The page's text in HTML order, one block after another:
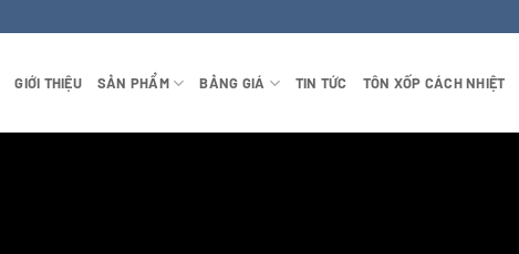
GIỚI THIỆU SẢN PHẨM BẢNG GIÁ TIN TỨC TÔN XỐP CÁCH NHIỆT